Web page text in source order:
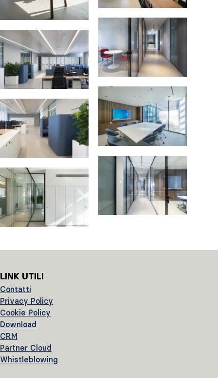
LINK UTILI
Contatti
Privacy Policy
Cookie Policy
Download
CRM
Partner Cloud
Whistleblowing